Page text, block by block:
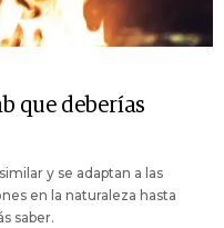
que deberías
y se adaptan a las
en la naturaleza hasta
saber.